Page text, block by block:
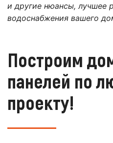
и другие нюансы, лучшее
водоснабжения вашего
Построим
панелей по
проекту!